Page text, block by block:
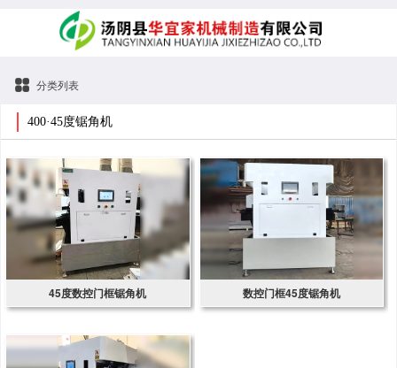
分类列表
400·45度锯角机
45度数控门框锯角机 数控门框45度锯角机